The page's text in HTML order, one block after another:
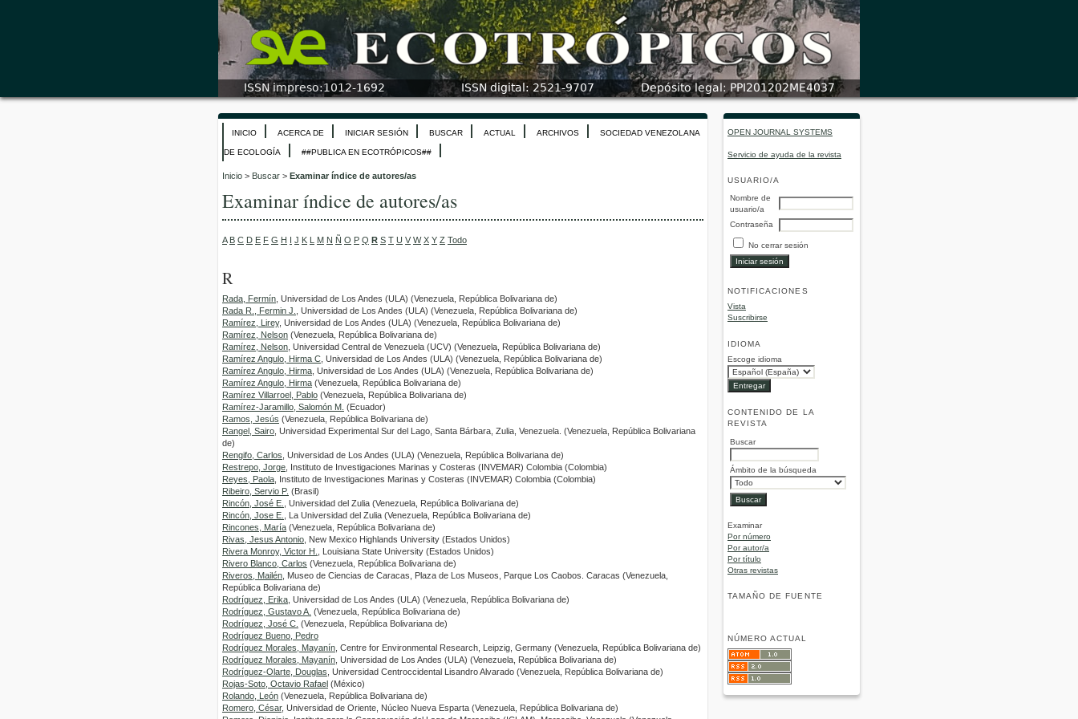
OPEN JOURNAL SYSTEMS
Servicio de ayuda de la revista
USUARIO/A
Nombre de
usuario/a
Contraseña
No cerrar sesión
NOTIFICACIONES
Vista
Suscribirse
IDIOMA
Escoge idioma
CONTENIDO DE LA
REVISTA
Buscar
Ámbito de la búsqueda
Examinar
Por número
Por autor/a
Por título
Otras revistas
TAMAÑO DE FUENTE
NÚMERO ACTUAL
INICIO ACERCA DE INICIAR SESIÓN BUSCAR ACTUAL ARCHIVOS SOCIEDAD VENEZOLANA
DE ECOLOGÍA ##PUBLICA EN ECOTRÓPICOS##
Inicio > Buscar > Examinar índice de autores/as
Examinar índice de autores/as
A B C D E F G H I J K L M N Ñ O P Q R S T U V W X Y Z Todo
R
Rada, Fermín , Universidad de Los Andes (ULA) (Venezuela, República Bolivariana de)
Rada R., Fermin J.
, Universidad de Los Andes (ULA) (Venezuela, República Bolivariana de)
Ramírez, Lirey, Universidad de Los Andes (ULA) (Venezuela, República Bolivariana de)
Ramírez, Nelson (Venezuela, República Bolivariana de)
Ramírez, Nelson , Universidad Central de Venezuela (UCV) (Venezuela, República Bolivariana de)
Ramírez Angulo, Hirma C , Universidad de Los Andes (ULA) (Venezuela, República Bolivariana de)
Ramírez Angulo, Hirma , Universidad de Los Andes (ULA) (Venezuela, República Bolivariana de)
Ramírez Angulo, Hirma (Venezuela, República Bolivariana de)
Ramírez Villarroel, Pablo (Venezuela, República Bolivariana de)
Ramírez-Jaramillo, Salomón M. (Ecuador)
Ramos, Jesús (Venezuela, República Bolivariana de)
Rangel, Sairo , Universidad Experimental Sur del Lago, Santa Bárbara, Zulia, Venezuela. (Venezuela, República Bolivariana
de)
Rengifo, Carlos , Universidad de Los Andes (ULA) (Venezuela, República Bolivariana de)
Restrepo, Jorge , Instituto de Investigaciones Marinas y Costeras (INVEMAR) Colombia (Colombia)
Reyes, Paola , Instituto de Investigaciones Marinas y Costeras (INVEMAR) Colombia (Colombia)
Ribeiro, Servio P. (Brasil)
Rincón, José E.
, Universidad del Zulia (Venezuela, República Bolivariana de)
Rincón, Jose E.
, La Universidad del Zulia (Venezuela, República Bolivariana de)
Rincones, María (Venezuela, República Bolivariana de)
Rivas, Jesus Antonio , New Mexico Highlands University (Estados Unidos)
Rivera Monroy, Victor H.
, Louisiana State University (Estados Unidos)
Rivero Blanco, Carlos (Venezuela, República Bolivariana de)
Riveros, Mailén , Museo de Ciencias de Caracas, Plaza de Los Museos, Parque Los Caobos. Caracas (Venezuela,
República Bolivariana de)
Rodríguez, Erika , Universidad de Los Andes (ULA) (Venezuela, República Bolivariana de)
Rodríguez, Gustavo A. (Venezuela, República Bolivariana de)
Rodríguez, José C. (Venezuela, República Bolivariana de)
Rodríguez Bueno, Pedro
Rodríguez Morales, Mayanín , Centre for Environmental Research, Leipzig, Germany (Venezuela, República Bolivariana de)
Rodríguez Morales, Mayanín , Universidad de Los Andes (ULA) (Venezuela, República Bolivariana de)
Rodríguez-Olarte, Douglas , Universidad Centroccidental Lisandro Alvarado (Venezuela, República Bolivariana de)
Rojas-Soto, Octavio Rafael (México)
Rolando, León (Venezuela, República Bolivariana de)
Romero, César, Universidad de Oriente, Núcleo Nueva Esparta (Venezuela, República Bolivariana de)